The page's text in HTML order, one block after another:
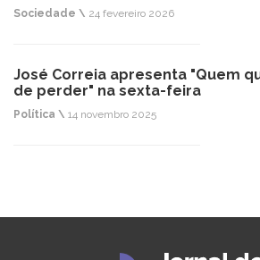
Sociedade \ 24 fevereiro 2026
José Correia apresenta "Quem
de perder" na sexta-feira
Política \ 14 novembro 2025